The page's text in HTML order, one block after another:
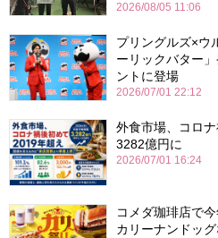
2026/08/05 11:06
プリングルズ×ウ
ーリックバター
ントに登場
2026/07/01 22:12
外食市場、コロ
3282億円に
2026/07/01 16:24
コメダ珈琲店で
カリーナンドッ